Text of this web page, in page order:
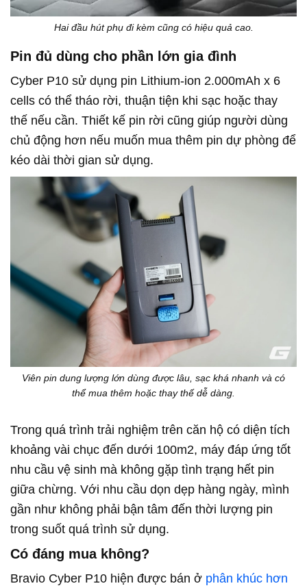
Hai đầu hút phụ đi kèm cũng có hiệu quả cao.
Pin đủ dùng cho phần lớn gia đình
Cyber P10 sử dụng pin Lithium-ion 2.000mAh x 6
cells có thể tháo rời, thuận tiện khi sạc hoặc thay
thế nếu cần. Thiết kế pin rời cũng giúp người dùng
chủ động hơn nếu muốn mua thêm pin dự phòng để
kéo dài thời gian sử dụng.
Viên pin dung lượng lớn dùng được lâu, sạc khá nhanh và có
thể mua thêm hoặc thay thế dễ dàng.
Trong quá trình trải nghiệm trên căn hộ có diện tích
khoảng vài chục đến dưới 100m2, máy đáp ứng tốt
nhu cầu vệ sinh mà không gặp tình trạng hết pin
giữa chừng. Với nhu cầu dọn dẹp hàng ngày, mình
gần như không phải bận tâm đến thời lượng pin
trong suốt quá trình sử dụng.
Có đáng mua không?
Bravio Cyber P10 hiện được bán ở phân khúc hơn